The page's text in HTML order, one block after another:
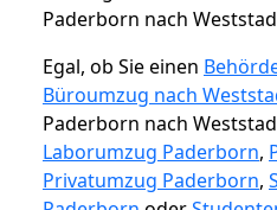
Paderborn nach
Egal, ob Sie einen
Büroumzug nach
Paderborn nach
Laborumzug Paderborn,
Privatumzug Paderborn,